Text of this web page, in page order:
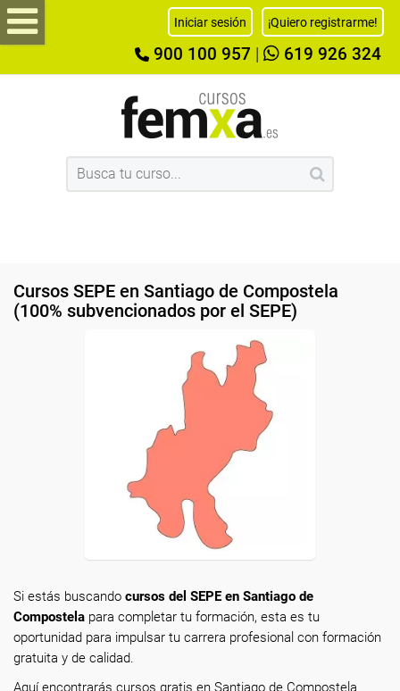
Iniciar sesión ¡Quiero registrarme!
900 100 957 619 926 324
Cursos SEPE en Santiago de Compostela
(100% subvencionados por el SEPE)
Si estás buscando cursos del SEPE en Santiago de
Compostela para completar tu formación, esta es tu
oportunidad para impulsar tu carrera profesional con formación
gratuita y de calidad.
Aquí encontrarás cursos gratis en Santiago de Compostela